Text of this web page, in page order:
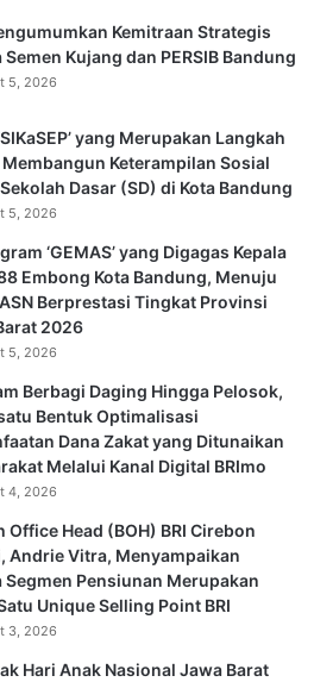
Kemitraan Strategis
Kujang dan PERSIB Bandung
5, 2026
yang Merupakan Langkah
Membangun Keterampilan Sosial
Dasar (SD) di Kota Bandung
5, 2026
‘GEMAS’ yang Digagas Kepala
Embong Kota Bandung, Menuju
Berprestasi Tingkat Provinsi
2026
5, 2026
Berbagi Daging Hingga Pelosok,
Bentuk Optimalisasi
Dana Zakat yang Ditunaikan
Melalui Kanal Digital BRImo
4, 2026
Office Head (BOH) BRI Cirebon
Andrie Vitra, Menyampaikan
Segmen Pensiunan Merupakan
Unique Selling Point BRI
3, 2026
Hari Anak Nasional Jawa Barat